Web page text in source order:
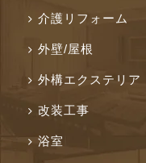
介護リフォーム
外壁/屋根
外構エクステリア
改装工事
浴室